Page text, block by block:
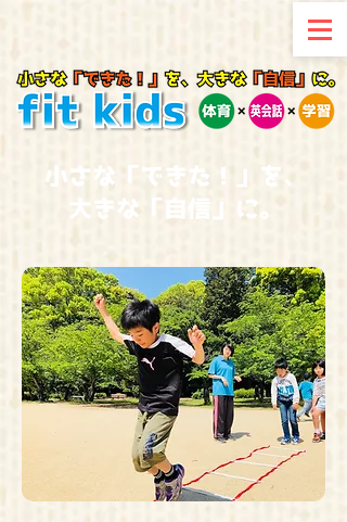
小さな「できた！」を、
大きな「自信」に。